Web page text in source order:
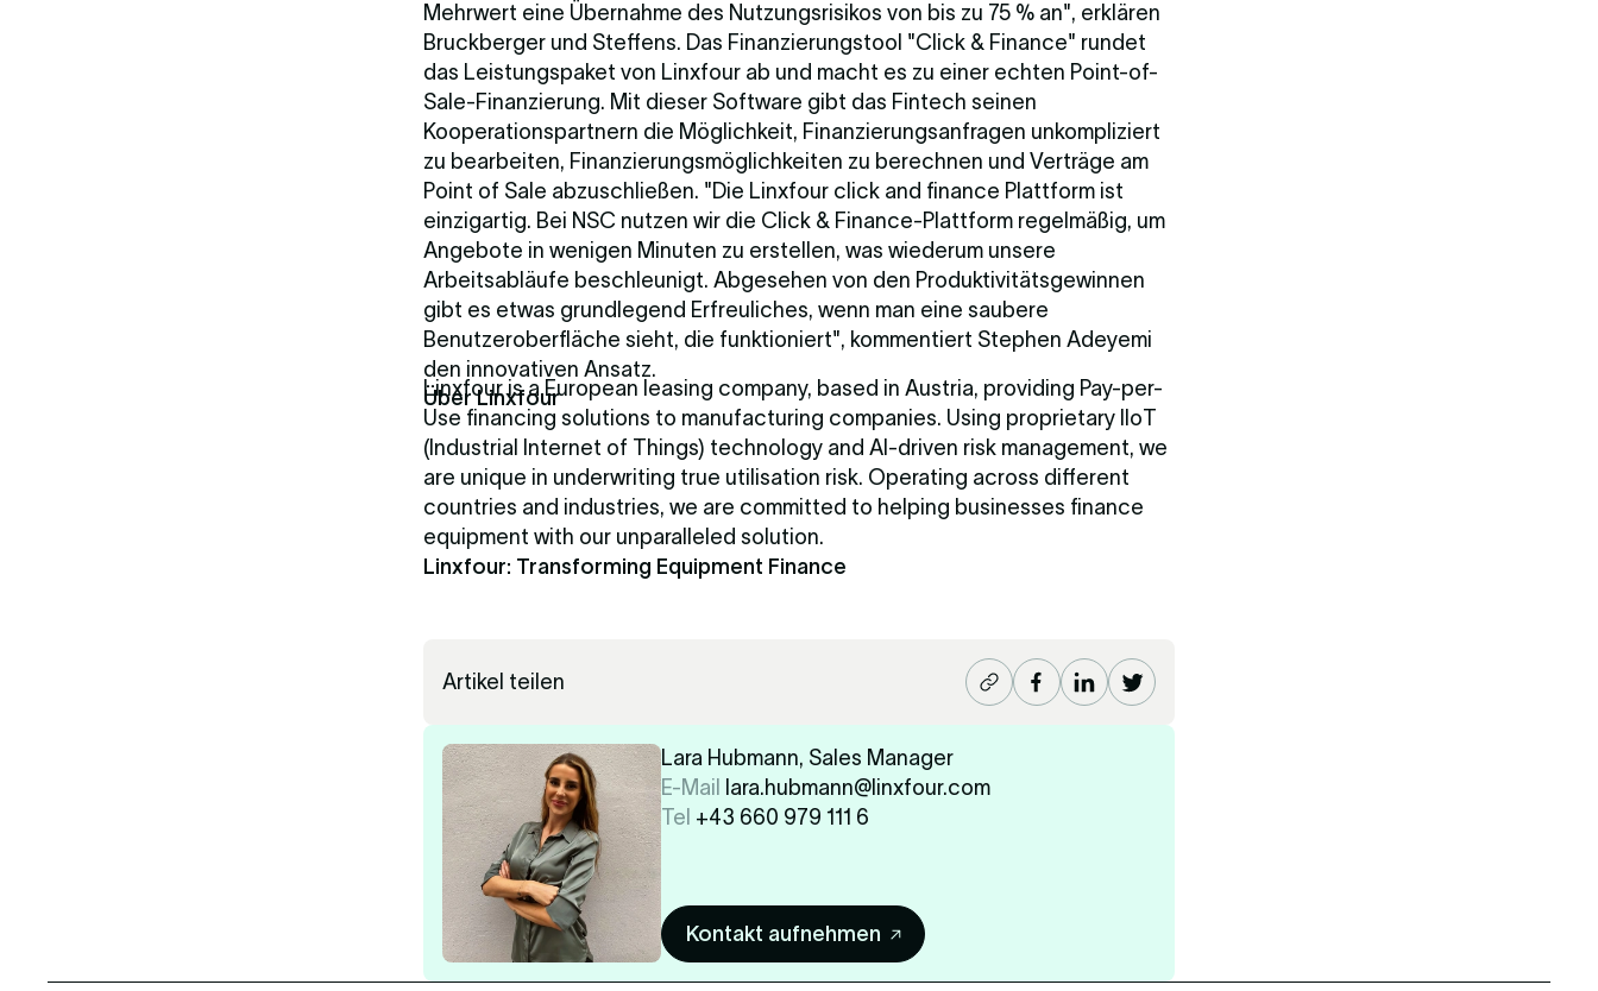
Mehrwert eine Übernahme des Nutzungsrisikos von bis zu 75 % an", erklären
Bruckberger und Steffens. Das Finanzierungstool "Click & Finance" rundet
das Leistungspaket von Linxfour ab und macht es zu einer echten Point-of-
Sale-Finanzierung. Mit dieser Software gibt das Fintech seinen
Kooperationspartnern die Möglichkeit, Finanzierungsanfragen unkompliziert
zu bearbeiten, Finanzierungsmöglichkeiten zu berechnen und Verträge am
Point of Sale abzuschließen. "Die Linxfour click and finance Plattform ist
einzigartig. Bei NSC nutzen wir die Click & Finance-Plattform regelmäßig, um
Angebote in wenigen Minuten zu erstellen, was wiederum unsere
Arbeitsabläufe beschleunigt. Abgesehen von den Produktivitätsgewinnen
gibt es etwas grundlegend Erfreuliches, wenn man eine saubere
Benutzeroberfläche sieht, die funktioniert", kommentiert Stephen Adeyemi
den innovativen Ansatz.
Über Linxfour
Linxfour is a European leasing company, based in Austria, providing Pay-per-
Use financing solutions to manufacturing companies. Using proprietary IIoT
(Industrial Internet of Things) technology and AI-driven risk management, we
are unique in underwriting true utilisation risk. Operating across different
countries and industries, we are committed to helping businesses finance
equipment with our unparalleled solution.
Linxfour: Transforming Equipment Finance
Artikel teilen
Lara Hubmann, Sales Manager
E-Mail
lara.hubmann@linxfour.com
Tel +43 660 979 111 6
Kontakt aufnehmen